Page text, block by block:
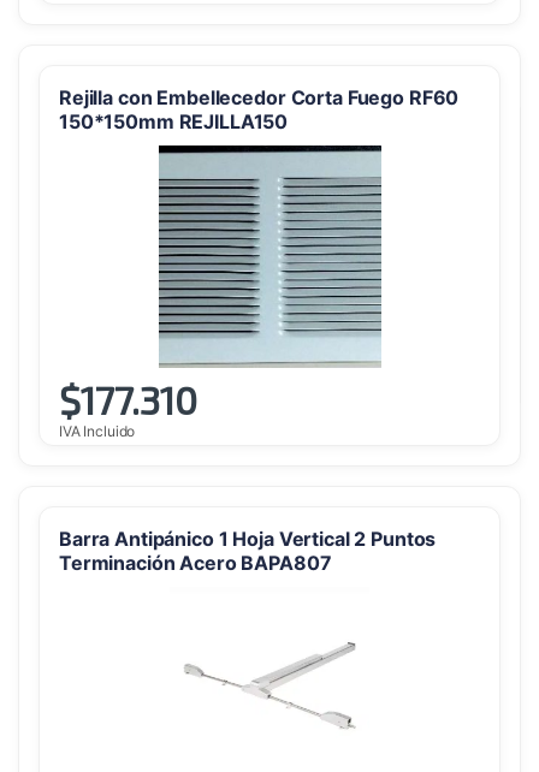
Rejilla con Embellecedor Corta Fuego RF60
150*150mm REJILLA150
$177.310
IVA Incluido
Barra Antipánico 1 Hoja Vertical 2 Puntos
Terminación Acero BAPA807